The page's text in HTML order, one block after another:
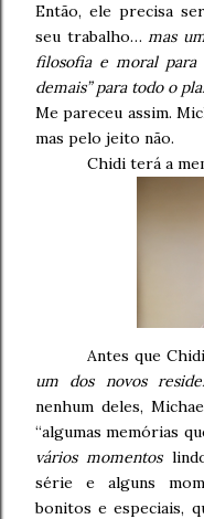
Então, ele precisa
seu trabalho…mas
filosofia e moral para
demais” para todo o
Me pareceu assim.
mas pelo jeito não.
Chidi terá a
Antes que
um dos novos
nenhum deles,
“algumas memórias
vários momentos
série e alguns
bonitos e especiais,